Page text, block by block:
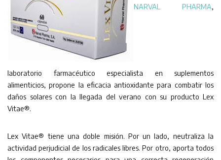
NARVAL PHARMA,
laboratorio farmacéutico especialista en suplementos
alimenticios, propone la eficacia antioxidante para combatir los
daños solares con la llegada del verano con su producto Lex
Vitae®.
Lex Vitae® tiene una doble misión. Por un lado, neutraliza la
actividad perjudicial de los radicales libres. Por otro, aporta todos